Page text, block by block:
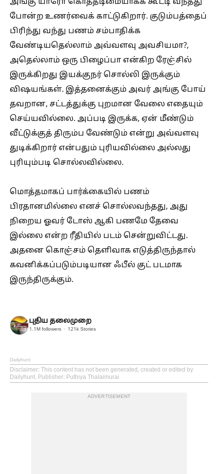
போன்ற உணர்வைக் காட்டுகிறார். குடும்பத்தைப்
பிரிந்து வந்து பணம் சம்பாதிக்க
வேண்டியதெல்லாம் அவ்வளவு அவசியமா?,
அதெல்லாம் ஒரு பிழைப்பா என்கிற ரேஞ்சில்
இருக்கிறது இயக்குநர் சொல்லி இருக்கும்
விஷயங்கள். இத்தனைக்கும் அவர் அங்கு போய்
தவறான, சட்டத்துக்கு புறமான வேலை எதையும்
செய்யவில்லை. அப்படி இருக்க, ஏன் மீண்டும்
வீட்டுக்குத் திரும்ப வேண்டும் என்று அவ்வளவு
துடிக்கிறார் என்பதும் புரியவில்லை அல்லது
புரியும்படி சொல்லவில்லை.
மொத்தமாகப் பார்க்கையில் பணம்
பிரதானமில்லை எனச் சொல்லவந்தது, அது
நிறைய ஓவர் டோஸ் ஆகி பணமே தேவை
இல்லை என்ற ரீதியில் படம் சென்றுவிட்டது.
அதனை கொஞ்சம் தெளிவாக எடுத்திருந்தால்
கவனிக்கப்படும்படியான ஃபீல் குட் படமாக
இருந்திருக்கும்.
புதிய தலைமுறை
1.1M followers 121k Stories
Dailyhunt
Disclaimer: This content has not been generated, created or edited by
Dailyhunt. Publisher: Puthiya Thalaimurai
ADVERTISEMENT